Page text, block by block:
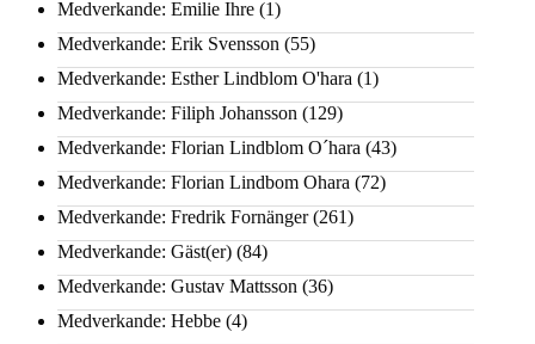
Medverkande: Emilie Ihre (1)
Medverkande: Erik Svensson (55)
Medverkande: Esther Lindblom O'hara (1)
Medverkande: Filiph Johansson (129)
Medverkande: Florian Lindblom O´hara (43)
Medverkande: Florian Lindbom Ohara (72)
Medverkande: Fredrik Fornänger(261)
Medverkande: Gäst(er) (84)
Medverkande: Gustav Mattsson (36)
Medverkande: Hebbe (4)